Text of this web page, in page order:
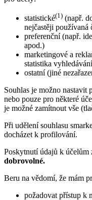
statistické(1) (např.
nejčastěji používaná
preferenční (např.
apod.)
marketingové a
statistika
ostatní (jiné
Souhlas je možno nastavit
nebo pouze pro některé
je možné zamítnout vše
Při udělení souhlasu
docházet k profilování.
Poskytnutí údajů k účelům
dobrovolné.
Beru na vědomí, že mám
požadovat přístup k